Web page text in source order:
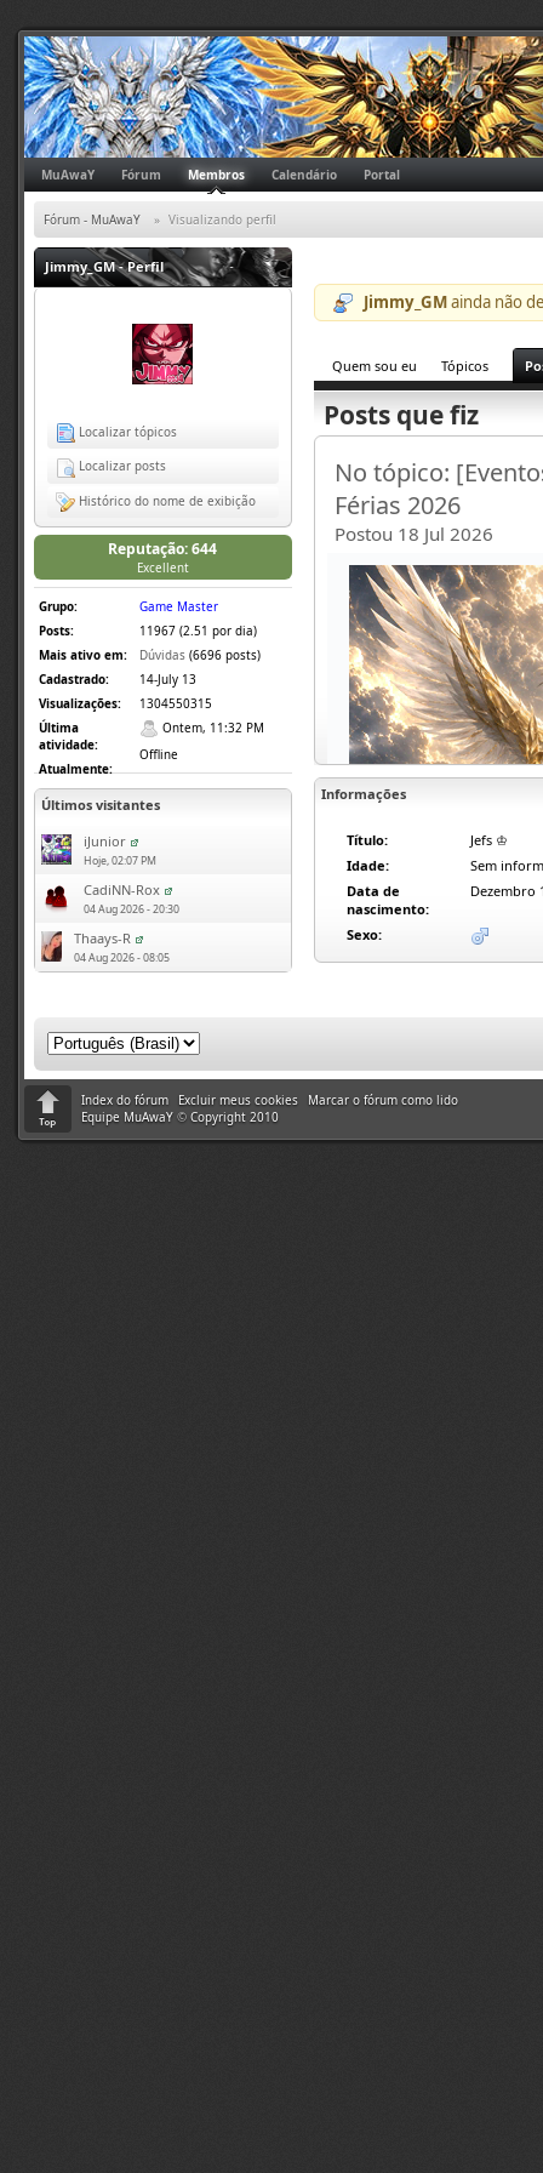
MuAwaY Fórum Membros Calendário Portal
Fórum - MuAwaY » Visualizando perfil
Jimmy_GM- Perfil
Localizar tópicos
Localizar posts
Histórico do nome de exibição
Reputação: 644
Excellent
Grupo:
Game Master
Posts:
11967 (2.51 por dia)
Mais ativo em:
Dúvidas(6696 posts)
Cadastrado:
14-July 13
Visualizações:
1304550315
Última
atividade:
Ontem, 11:32 PM
Atualmente:
Offline
Últimos visitantes
iJunior
Hoje, 02:07 PM
CadiNN-Rox
04 Aug 2026 - 20:30
Thaays-R
04 Aug 2026 - 08:05
Jimmy_GMainda não
Quem sou eu Tópicos
Posts que fiz
No tópico:
Férias 2026
Postou 18 Jul 2026
Informações
Informações
Título:
Jefs ♔
Idade:
Sem
Data de
nascimento:
Dezembro
Sexo:
Index do fórum Excluir meus cookies
Marcar o fórum como lido
Equipe MuAwaY © Copyright 2010